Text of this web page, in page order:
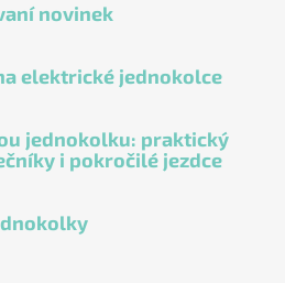
novinek
elektrické jednokolce
jednokolku: praktický
i pokročilé jezdce